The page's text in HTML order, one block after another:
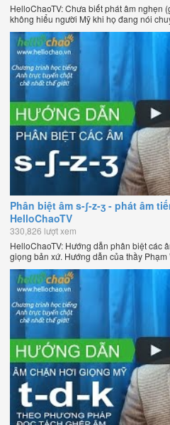
HelloChaoTV: Chưa biết phát âm nghẹn
không hiểu người Mỹ khi họ đang nói
phát âm tiếng Anh giọng Mỹ theo
của thầy Phạm Việt Thắng, đồng sáng
dạy tiếng Anh trực tuyến chặt chẽ nhất
Phân biệt âm s-ʃ-z-ʒ - phát âm
HelloChaoTV
330,826 lượt xem
HelloChaoTV: Hướng dẫn phân biệt các
giọng bản xứ. Hướng dẫn của thầy
HelloChao.vn - Chương trình dạy tiếng
giới.